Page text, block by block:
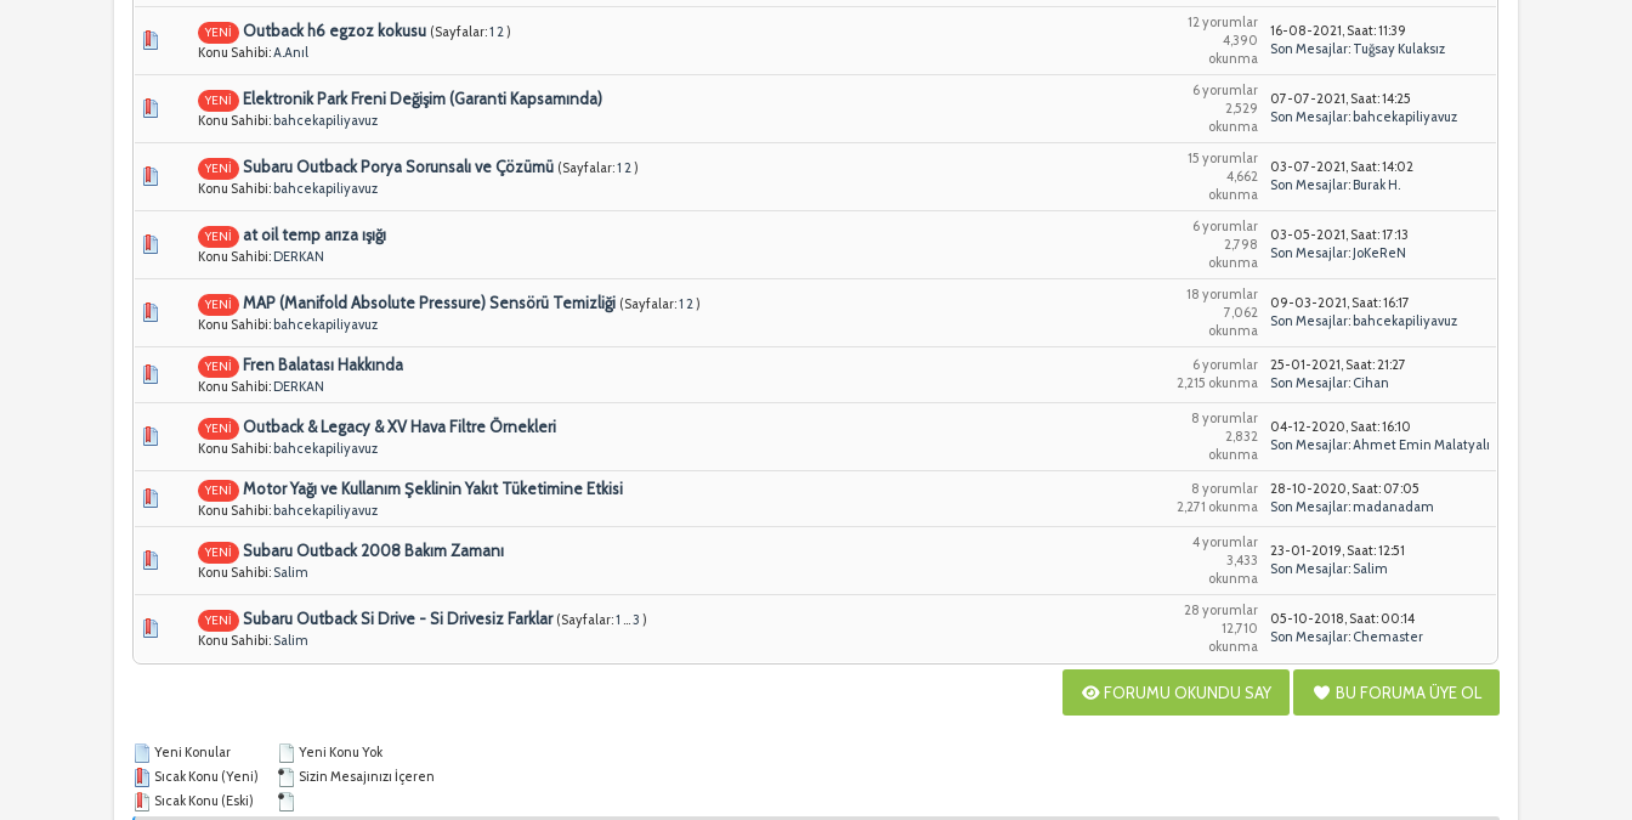
YENİ Outback h6 egzoz kokusu (Sayfalar:1 2 )
Konu Sahibi:A.Anıl
12 yorumlar
4,390
okunma
16-08-2021, Saat: 11:39
Son Mesajlar: Tuğsay Kulaksız
YENİ Elektronik Park Freni Değişim (Garanti Kapsamında)
Konu Sahibi: bahcekapiliyavuz
6 yorumlar
2,529
okunma
07-07-2021, Saat: 14:25
Son Mesajlar: bahcekapiliyavuz
YENİ Subaru Outback Porya Sorunsalı ve Çözümü (Sayfalar:1 2 )
Konu Sahibi: bahcekapiliyavuz
15 yorumlar
4,662
okunma
03-07-2021, Saat: 14:02
Son Mesajlar: Burak H.
YENİ at oil temp arıza ışığı
Konu Sahibi: DERKAN
6 yorumlar
2,798
okunma
03-05-2021, Saat: 17:13
Son Mesajlar: JoKeReN
YENİ MAP (Manifold Absolute Pressure) Sensörü Temizliği (Sayfalar:1 2 )
Konu Sahibi: bahcekapiliyavuz
18 yorumlar
7,062
okunma
09-03-2021, Saat: 16:17
Son Mesajlar: bahcekapiliyavuz
YENİ Fren Balatası Hakkında
Konu Sahibi: DERKAN
6 yorumlar
2,215 okunma
25-01-2021, Saat: 21:27
Son Mesajlar: Cihan
YENİ Outback & Legacy & XV Hava Filtre Örnekleri
Konu Sahibi: bahcekapiliyavuz
8 yorumlar
2,832
okunma
04-12-2020, Saat: 16:10
Son Mesajlar:Ahmet Emin Malatyalı
YENİ Motor Yağı ve Kullanım Şeklinin Yakıt Tüketimine Etkisi
Konu Sahibi: bahcekapiliyavuz
8 yorumlar
2,271 okunma
28-10-2020, Saat: 07:05
Son Mesajlar: madanadam
YENİ Subaru Outback 2008 Bakım Zamanı
Konu Sahibi: Salim
4 yorumlar
3,433
okunma
23-01-2019, Saat: 12:51
Son Mesajlar: Salim
YENİ Subaru Outback Si Drive - Si Drivesiz Farklar (Sayfalar:1 ...3 )
Konu Sahibi: Salim
28 yorumlar
12,710
okunma
05-10-2018, Saat: 00:14
Son Mesajlar: Chemaster
FORUMU OKUNDU SAY BU FORUMA ÜYE OL
Yeni Konular
Sıcak Konu (Yeni)
Sıcak Konu (Eski)
Yeni Konu Yok
Sizin Mesajınızı İçeren